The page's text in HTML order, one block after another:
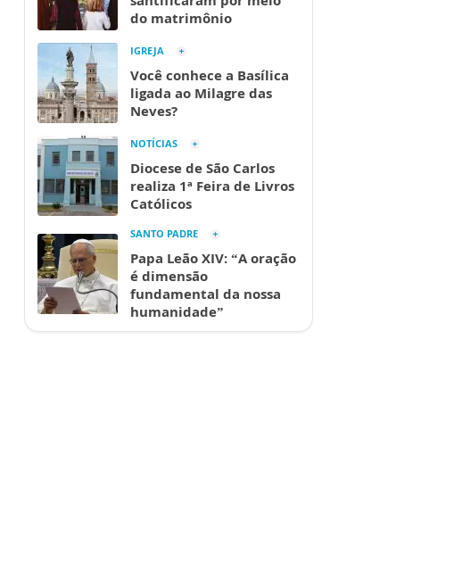
do matrimônio
IGREJA
Você conhece a Basílica
ligada ao Milagre das
Neves?
NOTÍCIAS
Diocese de São Carlos
realiza 1ª Feira de Livros
Católicos
SANTO PADRE
Papa Leão XIV: “A oração
é dimensão
fundamental da nossa
humanidade”